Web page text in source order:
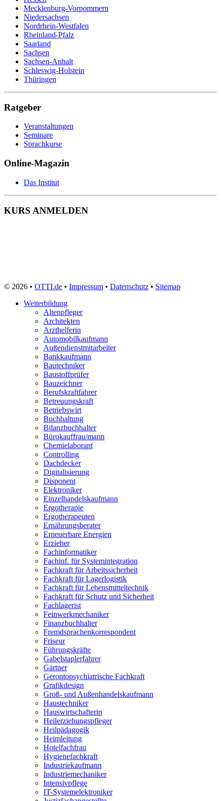
Mecklenburg-Vorpommern
Niedersachsen
Nordrhein-Westfalen
Rheinland-Pfalz
Saarland
Sachsen
Sachsen-Anhalt
Schleswig-Holstein
Thüringen
Ratgeber
Veranstaltungen
Seminare
Sprachkurse
Online-Magazin
Das Institut
KURS ANMELDEN
© 2026 • OTTI.de • Impressum • Datenschutz • Sitemap
Weiterbildung
Altenpfleger
Architekten
Arzthelferin
Automobilkaufmann
Außendienstmitarbeiter
Bankkaufmann
Bautechniker
Baustoffprüfer
Bauzeichner
Berufskraftfahrer
Betreuungskraft
Betriebswirt
Buchhaltung
Bilanzbuchhalter
Bürokauffrau/mann
Chemielaborant
Controlling
Dachdecker
Digitalisierung
Disponent
Elektroniker
Einzelhandelskaufmann
Ergotherapie
Ergotherapeuten
Ernährungsberater
Erneuerbare Energien
Erzieher
Fachinformatiker
Fachinf. für Systemintegration
Fachkraft für Arbeitssicherheit
Fachkraft für Lagerlogistik
Fachkraft für Lebensmitteltechnik
Fachkraft für Schutz und Sicherheit
Fachlagerist
Feinwerkmechaniker
Finanzbuchhalter
Fremdsprachenkorrespondent
Friseur
Führungskräfte
Gabelstaplerfahrer
Gärtner
Gerontopsychiatrische Fachkraft
Grafikdesign
Groß- und Außenhandelskaufmann
Haustechniker
Hauswirtschafterin
Heilerziehungspfleger
Heilpädagogik
Heimleitung
Hotelfachfrau
Hygienefachkraft
Industriekaufmann
Industriemechaniker
Intensivpflege
IT-Systemelektroniker